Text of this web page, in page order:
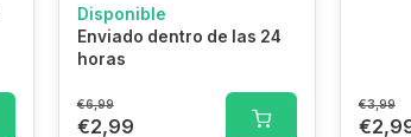
Disponible
Enviado dentro de las 24
horas
€6,99
€2,99
€3,99